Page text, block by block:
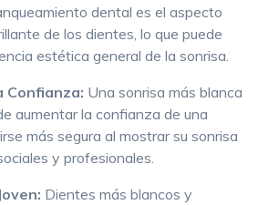
dental es el aspecto
de los dientes, lo que puede
estética general de la sonrisa.
Confianza: Una sonrisa más blanca
aumentar la confianza de una
más segura al mostrar su sonrisa
y profesionales.
Dientes más blancos y